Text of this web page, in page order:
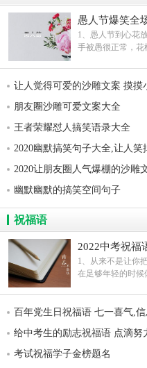
愚人节爆笑全
1、愚人节到心花
手被愚很正常，花
让人觉得可爱的沙雕文案 摸摸
朋友圈沙雕可爱文案大全
王者荣耀怼人搞笑语录大全
2020幽默搞笑句子大全,让人笑
2020让朋友圈人气爆棚的沙雕
幽默幽默的搞笑空间句子
祝福语
2022中考祝福
1、从来不是让你
在足够年轻的时候
百年党生日祝福语 七一喜气,
给中考生的励志祝福语 点滴努
考试祝福学子金榜题名